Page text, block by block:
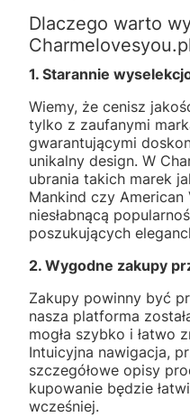
Dlaczego warto
1. Starannie
Wiemy, że cenisz
tylko z zaufanymi
gwarantującymi
unikalny design. W
ubrania takich marek
Mankind czy
niesłabnącą
poszukujących
2. Wygodne zakupy
Zakupy powinny być
nasza platforma
mogła szybko i łatwo
Intuicyjna nawigacja,
szczegółowe opisy
kupowanie będzie
wcześniej.